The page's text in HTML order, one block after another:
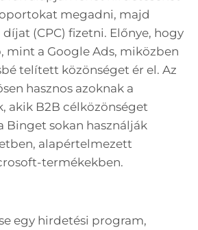
megadni, majd
(CPC) fizetni. Előnye, hogy
mint a Google Ads, miközben
telített közönséget ér el. Az
hasznos azoknak a
akik B2B célközönséget
Binget sokan használják
alapértelmezett
termékekben.
egy hirdetési program,